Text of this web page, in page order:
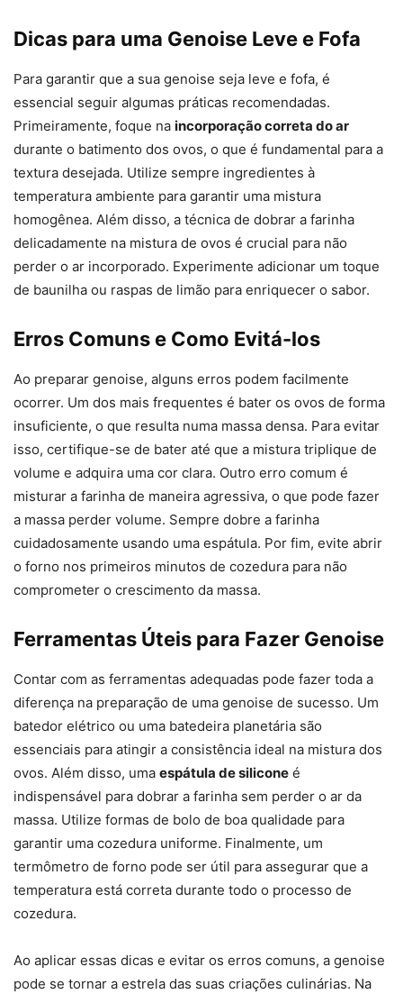
Dicas para uma Genoise Leve e Fofa
Para garantir que a sua genoise seja leve e fofa, é
essencial seguir algumas práticas recomendadas.
Primeiramente, foque na incorporação correta do ar
durante o batimento dos ovos, o que é fundamental para a
textura desejada. Utilize sempre ingredientes à
temperatura ambiente para garantir uma mistura
homogênea. Além disso, a técnica de dobrar a farinha
delicadamente na mistura de ovos é crucial para não
perder o ar incorporado. Experimente adicionar um toque
de baunilha ou raspas de limão para enriquecer o sabor.
Erros Comuns e Como Evitá-los
Ao preparar genoise, alguns erros podem facilmente
ocorrer. Um dos mais frequentes é bater os ovos de forma
insuficiente, o que resulta numa massa densa. Para evitar
isso, certifique-se de bater até que a mistura triplique de
volume e adquira uma cor clara. Outro erro comum é
misturar a farinha de maneira agressiva, o que pode fazer
a massa perder volume. Sempre dobre a farinha
cuidadosamente usando uma espátula. Por fim, evite abrir
o forno nos primeiros minutos de cozedura para não
comprometer o crescimento da massa.
Ferramentas Úteis para Fazer Genoise
Contar com as ferramentas adequadas pode fazer toda a
diferença na preparação de uma genoise de sucesso. Um
batedor elétrico ou uma batedeira planetária são
essenciais para atingir a consistência ideal na mistura dos
ovos. Além disso, uma espátula de silicone é
indispensável para dobrar a farinha sem perder o ar da
massa. Utilize formas de bolo de boa qualidade para
garantir uma cozedura uniforme. Finalmente, um
termômetro de forno pode ser útil para assegurar que a
temperatura está correta durante todo o processo de
cozedura.
Ao aplicar essas dicas e evitar os erros comuns, a genoise
pode se tornar a estrela das suas criações culinárias. Na